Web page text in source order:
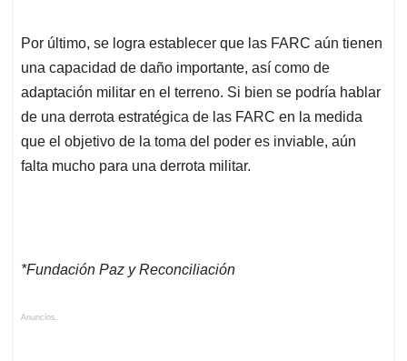
Por último, se logra establecer que las FARC aún tienen
una capacidad de daño importante, así como de
adaptación militar en el terreno. Si bien se podría hablar
de una derrota estratégica de las FARC en la medida
que el objetivo de la toma del poder es inviable, aún
falta mucho para una derrota militar.
*Fundación Paz y Reconciliación
Anuncios.